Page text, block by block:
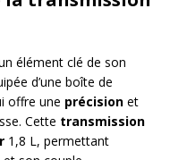
élément clé de son
d’une boîte de
offre une précision et
Cette transmission
1,8 L, permettant